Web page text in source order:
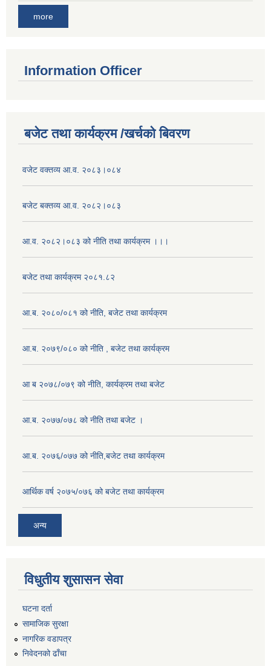
more
Information Officer
बजेट तथा कार्यक्रम /खर्चको बिवरण
वजेट वक्तव्य आ.व. २०८३।०८४
बजेट बक्तव्य आ.व. २०८२।०८३
आ.व. २०८२।०८३ को नीति तथा कार्यक्रम ।।।
बजेट तथा कार्यक्रम २०८१.८२
आ.ब. २०८०/०८१ को नीति, बजेट तथा कार्यक्रम
आ.ब. २०७९/०८० को नीति , बजेट तथा कार्यक्रम
आ ब २०७८/०७९ को नीति, कार्यक्रम तथा बजेट
आ.ब. २०७७/०७८ को नीति तथा बजेट ।
आ.ब. २०७६/०७७ को नीति,बजेट तथा कार्यक्रम
आर्थिक वर्ष २०७५/०७६ को बजेट तथा कार्यक्रम
अन्य
विधुतीय शुसासन सेवा
घटना दर्ता
सामाजिक सुरक्षा
नागरिक वडापत्र
निवेदनको ढाँचा